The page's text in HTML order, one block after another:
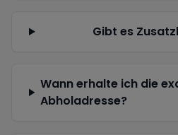
Gibt es
Wann erhalte ich die
Abholadresse?